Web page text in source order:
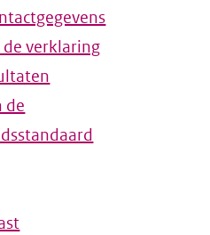
verklaring
de